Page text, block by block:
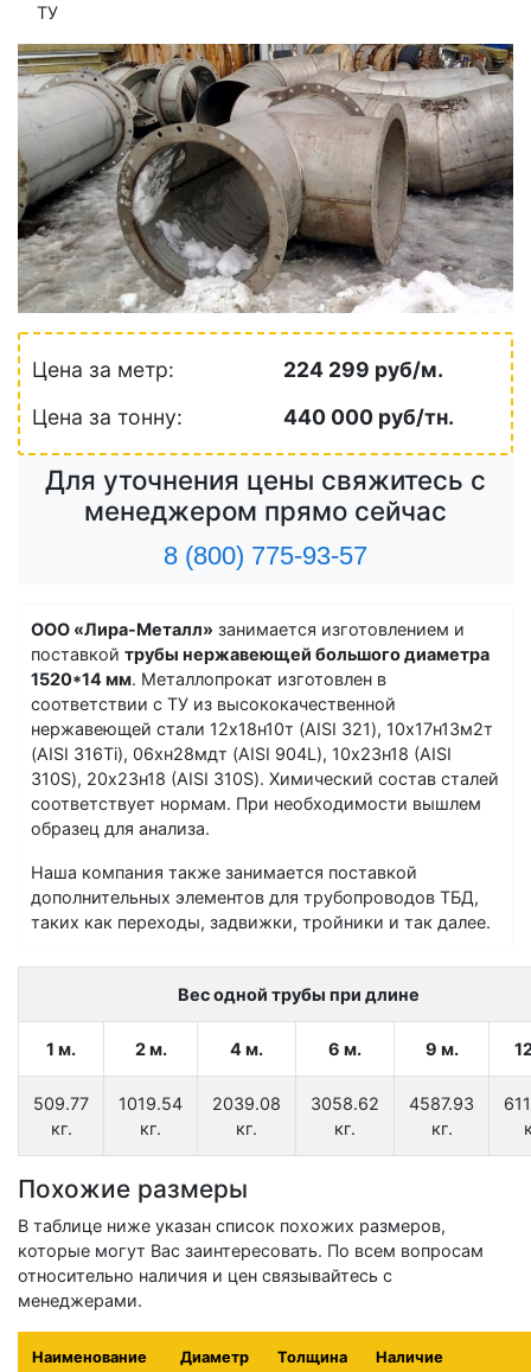
ТУ
Цена за метр:
224 299 руб/м.
Цена за тонну:
440 000 руб/тн.
Для уточнения цены свяжитесь с
менеджером прямо сейчас
8 (800) 775-93-57
ООО «Лира-Металл» занимается изготовлением и
поставкой трубы нержавеющей большого диаметра
1520*14 мм. Металлопрокат изготовлен в
соответствии с ТУ из высококачественной
нержавеющей стали 12х18н10т (AISI 321), 10х17н13м2т
(AISI 316Ti), 06хн28мдт (AISI 904L), 10х23н18 (AISI
310S), 20х23н18 (AISI 310S). Химический состав сталей
соответствует нормам. При необходимости вышлем
образец для анализа.
Наша компания также занимается поставкой
дополнительных элементов для трубопроводов ТБД,
таких как переходы, задвижки, тройники и так далее.
Вес одной трубы при длине
1 м. 2 м. 4 м. 6 м. 9 м.
509.77
кг.
1019.54
кг.
2039.08
кг.
3058.62
кг.
4587.93
кг.
Похожие размеры
В таблице ниже указан список похожих размеров,
которые могут Вас заинтересовать. По всем вопросам
относительно наличия и цен связывайтесь с
менеджерами.
Наименование Диаметр Толщина Наличие